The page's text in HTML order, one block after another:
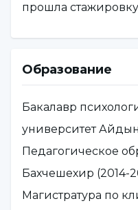
прошла
поликлинике
доме для девочек
в течение двух
оказывала
семьям детей с
аутистического
отсталых детей в
Образование
Бакалавр
университет
Педагогическое
Бахчешехир (2014-
Магистратура по